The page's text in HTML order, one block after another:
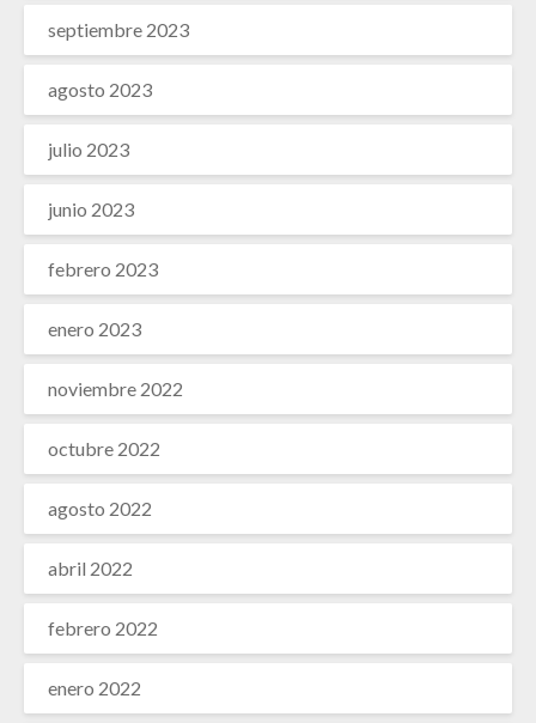
septiembre 2023
agosto 2023
julio 2023
junio 2023
febrero 2023
enero 2023
noviembre 2022
octubre 2022
agosto 2022
abril 2022
febrero 2022
enero 2022